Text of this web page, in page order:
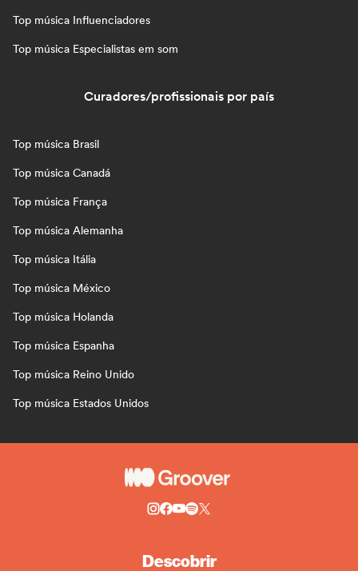
Top música Influenciadores
Top música Especialistas em som
Curadores/profissionais por país
Top música Brasil
Top música Canadá
Top música França
Top música Alemanha
Top música Itália
Top música México
Top música Holanda
Top música Espanha
Top música Reino Unido
Top música Estados Unidos
Descobrir